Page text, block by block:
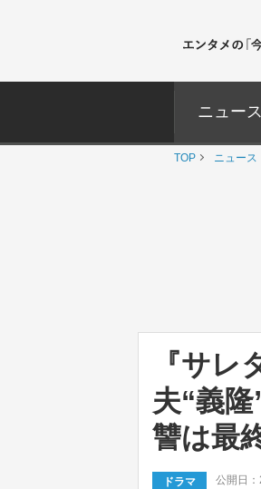
ニュース
TOP ニュース
『サレ
夫“義
讐は最
ドラマ 公開日